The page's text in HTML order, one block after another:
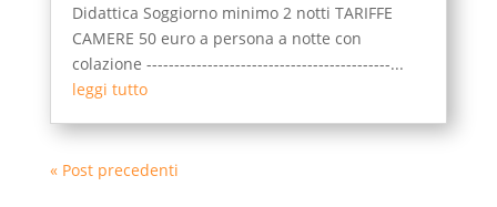
Didattica Soggiorno minimo 2 notti TARIFFE
CAMERE 50 euro a persona a notte con
colazione --------------------------------------------...
leggi tutto
« Post precedenti